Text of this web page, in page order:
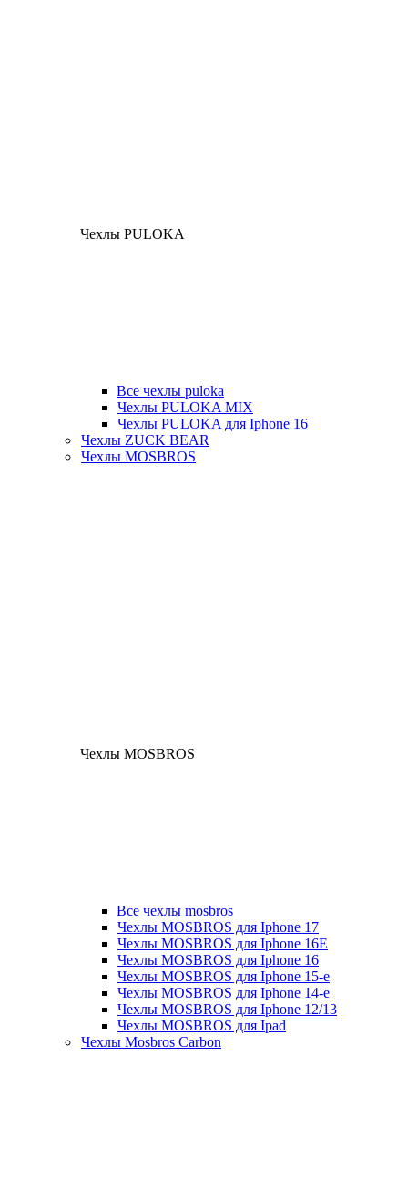
Чехлы PULOKA
Все чехлы puloka
Чехлы PULOKA MIX
Чехлы PULOKA для Iphone 16
Чехлы ZUCK BEAR
Чехлы MOSBROS
Чехлы MOSBROS
Все чехлы mosbros
Чехлы MOSBROS для Iphone 17
Чехлы MOSBROS для Iphone 16E
Чехлы MOSBROS для Iphone 16
Чехлы MOSBROS для Iphone 15-е
Чехлы MOSBROS для Iphone 14-е
Чехлы MOSBROS для Iphone 12/13
Чехлы MOSBROS для Ipad
Чехлы Mosbros Carbon